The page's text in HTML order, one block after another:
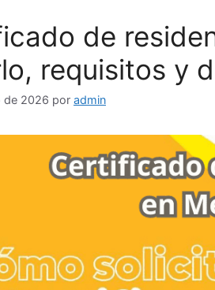
de
requisitos y
de 2026 por admin